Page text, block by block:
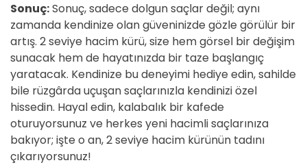
Sonuç:Sonuç, sadece dolgun saçlar değil; aynı
zamanda kendinize olan güveninizde gözle görülür bir
artış. 2 seviye hacim kürü, size hem görsel bir değişim
sunacak hem de hayatınızda bir taze başlangıç
yaratacak. Kendinize bu deneyimi hediye edin, sahilde
bile rüzgârda uçuşan saçlarınızla kendinizi özel
hissedin. Hayal edin, kalabalık bir kafede
oturuyorsunuz ve herkes yeni hacimli saçlarınıza
bakıyor; işte o an, 2 seviye hacim kürünün tadını
çıkarıyorsunuz!